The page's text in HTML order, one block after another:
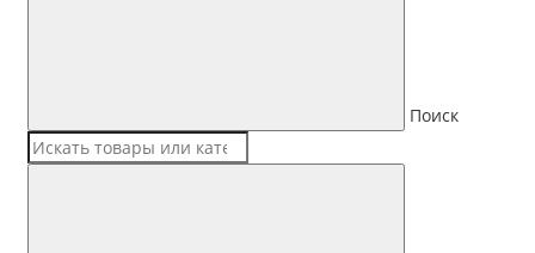
Поиск